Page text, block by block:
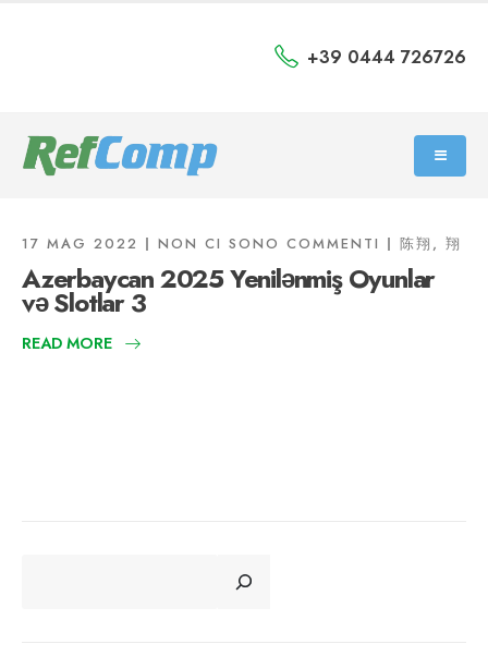
+39 0444 726726
17 MAG 2022 NON CI SONO COMMENTI 陈翔, 翔
Azerbaycan 2025 Yenilənmiş Oyunlar
və Slotlar 3
READ MORE